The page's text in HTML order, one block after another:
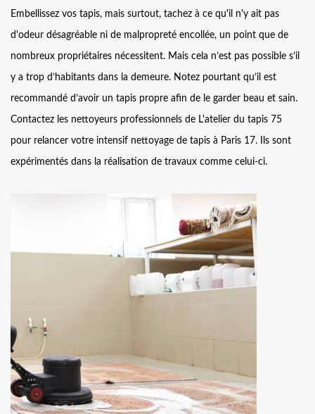
Embellissez vos tapis, mais surtout, tachez à ce qu'il n'y ait pas
d'odeur désagréable ni de malpropreté encollée, un point que de
nombreux propriétaires nécessitent. Mais cela n’est pas possible s’il
y a trop d’habitants dans la demeure. Notez pourtant qu’il est
recommandé d’avoir un tapis propre afin de le garder beau et sain.
Contactez les nettoyeurs professionnels de L'atelier du tapis 75
pour relancer votre intensif nettoyage de tapis à Paris 17. Ils sont
expérimentés dans la réalisation de travaux comme celui-ci.